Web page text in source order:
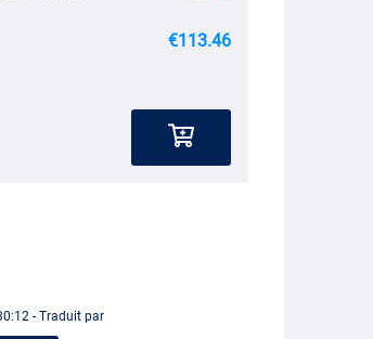
€113.46
- Traduit par